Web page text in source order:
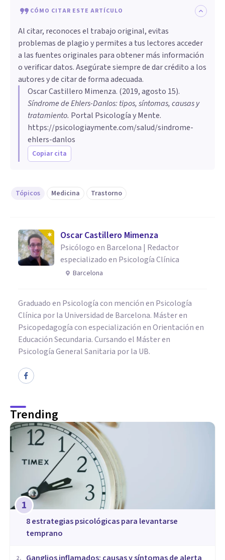
CÓMO CITAR ESTE ARTÍCULO
Al citar, reconoces el trabajo original, evitas
problemas de plagio y permites a tus lectores acceder
a las fuentes originales para obtener más información
o verificar datos. Asegúrate siempre de dar crédito a los
autores y de citar de forma adecuada.
Oscar Castillero Mimenza. (2019, agosto 15).
Síndrome de Ehlers-Danlos: tipos, síntomas, causas y
tratamiento. Portal Psicología y Mente.
https://psicologiaymente.com/salud/sindrome-
ehlers-danlos
Copiar cita
Tópicos Medicina Trastorno
Oscar Castillero Mimenza
Psicólogo en Barcelona | Redactor
especializado en Psicología Clínica
Barcelona
Graduado en Psicología con mención en Psicología
Clínica por la Universidad de Barcelona. Máster en
Psicopedagogía con especialización en Orientación en
Educación Secundaria. Cursando el Máster en
Psicología General Sanitaria por la UB.
Trending
1
8 estrategias psicológicas para levantarse
temprano